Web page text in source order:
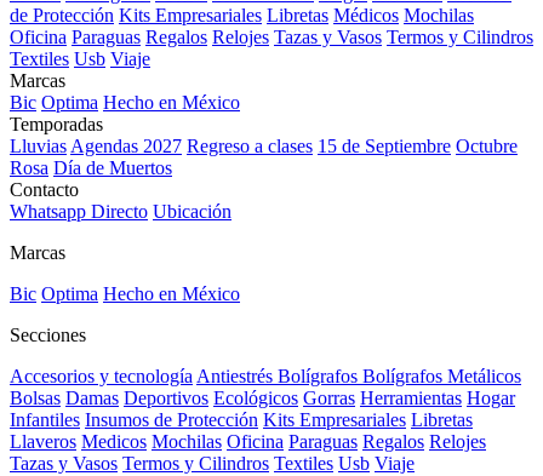
de Protección Kits Empresariales Libretas Médicos Mochilas
Oficina Paraguas Regalos Relojes Tazas y Vasos Termos y Cilindros
Textiles Usb Viaje
Marcas
Bic Optima Hecho en México
Temporadas
Lluvias Agendas 2027 Regreso a clases 15 de Septiembre Octubre
Rosa Día de Muertos
Contacto
Whatsapp Directo Ubicación
Marcas
Bic Optima Hecho en México
Secciones
Accesorios y tecnología Antiestrés Bolígrafos Bolígrafos Metálicos
Bolsas Damas Deportivos Ecológicos Gorras Herramientas Hogar
Infantiles Insumos de Protección Kits Empresariales Libretas
Llaveros Medicos Mochilas Oficina Paraguas Regalos Relojes
Tazas y Vasos Termos y Cilindros Textiles Usb Viaje